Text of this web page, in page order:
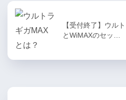
【受付終了】ウル
とWiMAXのセッ…